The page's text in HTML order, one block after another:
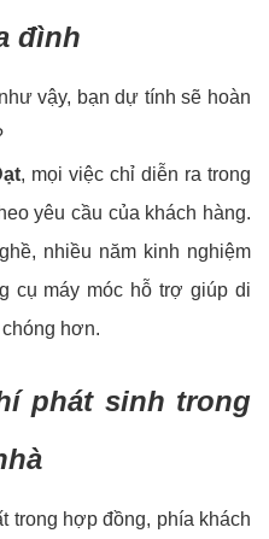
đình
vậy, bạn dự tính sẽ hoàn
, mọi việc chỉ diễn ra trong
yêu cầu của khách hàng.
nhiều năm kinh nghiệm
cụ máy móc hỗ trợ giúp di
hơn.
phát sinh trong
trong hợp đồng, phía khách